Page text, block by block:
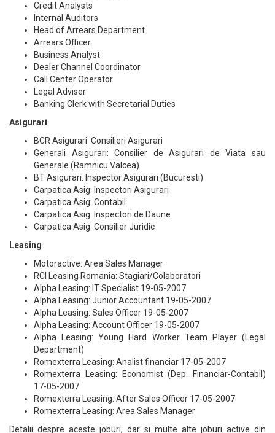
Credit Analysts
Internal Auditors
Head of Arrears Department
Arrears Officer
Business Analyst
Dealer Channel Coordinator
Call Center Operator
Legal Adviser
Banking Clerk with Secretarial Duties
Asigurari
BCR Asigurari: Consilieri Asigurari
Generali Asigurari: Consilier de Asigurari de Viata sau
Generale (Ramnicu Valcea)
BT Asigurari: Inspector Asigurari (Bucuresti)
Carpatica Asig: Inspectori Asigurari
Carpatica Asig: Contabil
Carpatica Asig: Inspectori de Daune
Carpatica Asig: Consilier Juridic
Leasing
Motoractive: Area Sales Manager
RCI Leasing Romania: Stagiari/Colaboratori
Alpha Leasing: IT Specialist 19-05-2007
Alpha Leasing: Junior Accountant 19-05-2007
Alpha Leasing: Sales Officer 19-05-2007
Alpha Leasing: Account Officer 19-05-2007
Alpha Leasing: Young Hard Worker Team Player (Legal
Department)
Romexterra Leasing: Analist financiar 17-05-2007
Romexterra Leasing: Economist (Dep. Financiar-Contabil)
17-05-2007
Romexterra Leasing: After Sales Officer 17-05-2007
Romexterra Leasing: Area Sales Manager
Detalii despre aceste joburi, dar si multe alte joburi active din